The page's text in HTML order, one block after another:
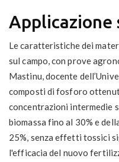
Applicazione
Le caratteristiche dei
sul campo, con prove
Mastinu, docente
composti di fosforo
concentrazioni intermedie
biomassa fino al 30% e
25%, senza effetti tossici
l'efficacia del nuovo